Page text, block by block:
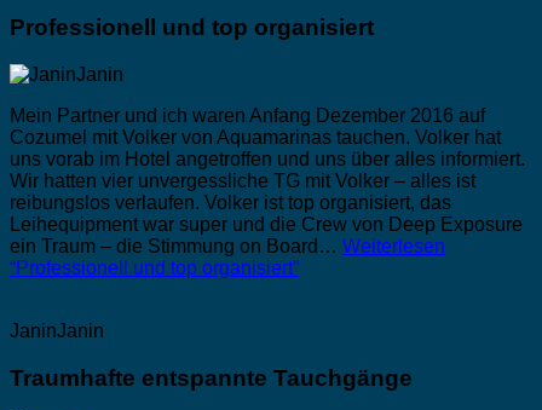
Professionell und top organisiert
Mein Partner und ich waren Anfang Dezember 2016 auf
Cozumel mit Volker von Aquamarinas tauchen. Volker hat
uns vorab im Hotel angetroffen und uns über alles informiert.
Wir hatten vier unvergessliche TG mit Volker – alles ist
reibungslos verlaufen. Volker ist top organisiert, das
Leihequipment war super und die Crew von Deep Exposure
ein Traum – die Stimmung on Board… Weiterlesen
“Professionell und top organisiert”
JaninJanin
Traumhafte entspannte Tauchgänge